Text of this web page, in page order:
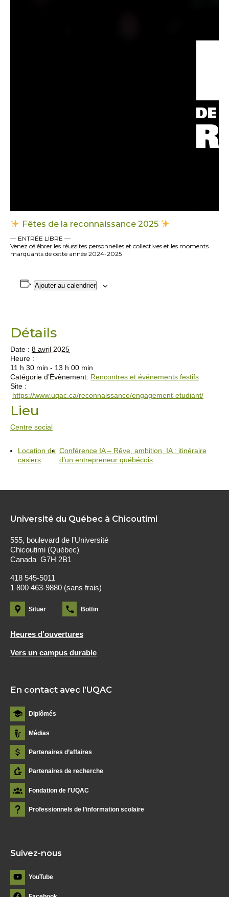
Fêtes de la reconnaissance 2025
— ENTRÉE LIBRE —
Venez célébrer les réussites personnelles et collectives et les moments
marquants de cette année 2024-2025
Ajouter au calendrier
Détails
Date : 8 avril 2025
Heure :
11 h 30 min - 13 h 00 min
Catégorie d’Évènement: Rencontres et événements festifs
Site :
https://www.uqac.ca/reconnaissance/engagement-etudiant/
Lieu
Centre social
Location de
casiers
Conférence IA – Rêve, ambition, IA : itinéraire
d’un entrepreneur québécois
Université du Québec à Chicoutimi
555, boulevard de l’Université
Chicoutimi (Québec)
Canada G7H 2B1
418 545-5011
1 800 463-9880 (sans frais)
Situer Bottin
Heures d’ouvertures
Vers un campus durable
En contact avec l’UQAC
Diplômés
Médias
Partenaires d’affaires
Partenaires de recherche
Fondation de l’UQAC
Professionnels de l’information scolaire
Suivez-nous
YouTube